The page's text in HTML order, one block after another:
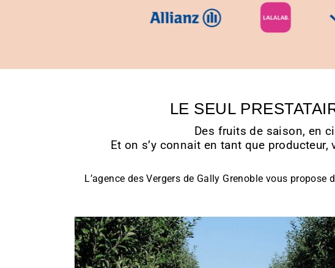
LE SEUL
Des fruits de saison, en
Et on s’y connait en tant que
L’agence des Vergers de Gally Grenoble vous